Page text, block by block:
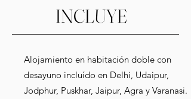
INCLUYE
Alojamiento en habitación doble con
desayuno incluído en Delhi, Udaipur,
Jodphur, Puskhar, Jaipur, Agra y Varanasi.